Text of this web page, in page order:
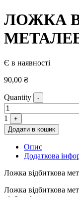
ЛОЖКА
Є в наявності
90,00 ₴
Quantity -
1
+
Додати в кошик
Опис
Додаткова
Ложка відбиткова
Ложка відбиткова